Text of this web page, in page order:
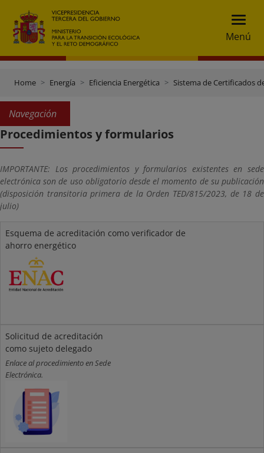
Menú
Home Energía Eficiencia Energética Sistema de Certificados
Navegación
Procedimientos y formularios
IMPORTANTE: Los procedimientos y formularios existentes en sede
electrónica son de uso obligatorio desde el momento de su publicación
(disposición transitoria primera de la Orden TED/815/2023, de 18 de
julio)
Esquema de acreditación como verificador de
ahorro energético
Solicitud de acreditación
como sujeto delegado
Enlace al procedimiento en Sede
Electrónica.